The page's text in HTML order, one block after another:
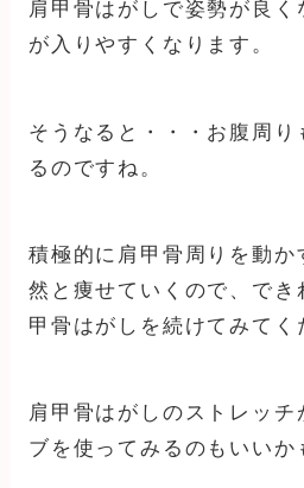
肩甲骨はがしで姿勢が良く
が入りやすくなります。
そうなると・・・お腹周り
るのですね。
積極的に肩甲骨周りを動か
然と痩せていくので、でき
甲骨はがしを続けてみてく
肩甲骨はがしのストレッ
ブを使ってみるのもいいか